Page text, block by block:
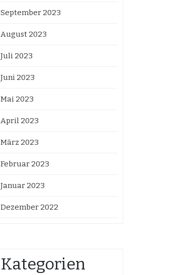
September 2023
August 2023
Juli 2023
Juni 2023
Mai 2023
April 2023
März 2023
Februar 2023
Januar 2023
Dezember 2022
Kategorien